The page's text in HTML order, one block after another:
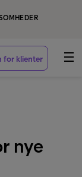
for klienter
nye